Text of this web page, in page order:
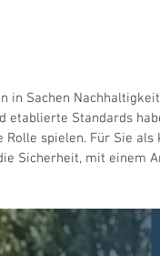
in Sachen Nachhaltigkeit
etablierte Standards
spielen. Für Sie als
Sicherheit, mit einem